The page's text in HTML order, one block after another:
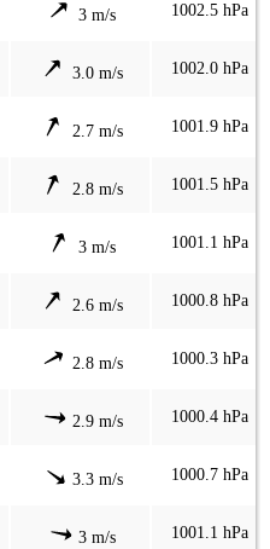
3 m/s 1002.5 hPa
3.0 m/s 1002.0 hPa
2.7 m/s 1001.9 hPa
2.8 m/s 1001.5 hPa
3 m/s 1001.1 hPa
2.6 m/s 1000.8 hPa
2.8 m/s 1000.3 hPa
2.9 m/s 1000.4 hPa
3.3 m/s 1000.7 hPa
3 m/s 1001.1 hPa